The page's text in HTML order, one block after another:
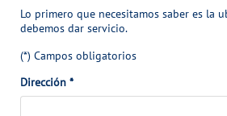
VER TODAS LAS GESTIONES
CONÓCENOS
Lo primero que necesitamos saber es la
debemos dar servicio.
(*) Campos obligatorios
Dirección *